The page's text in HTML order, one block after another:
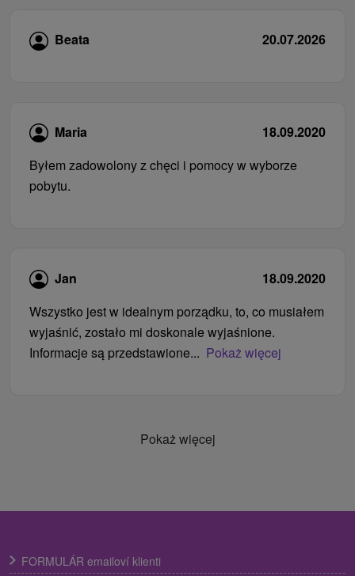
Beata 20.07.2026
Maria
18.09.2020
Byłem zadowolony z chęci i pomocy w wyborze
pobytu.
Jan
18.09.2020
Wszystko jest w idealnym porządku, to, co musiałem
wyjaśnić, zostało mi doskonale wyjaśnione.
Informacje są przedstawione... Pokaż więcej
Pokaż więcej
FORMULÁR emailoví klienti